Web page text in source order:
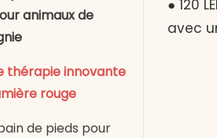
le genou
par la lumière
les bras
par la lumière
les mains
pour les yeux à
animaux de
par la lumière
chiens
par la lumière
thérapie innovante
rouge
de pieds pour
● 120
avec